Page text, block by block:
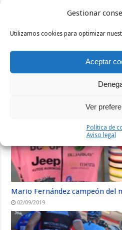
Gestionar
Utilizamos cookies para optimizar
Aceptar
Ver
Política de
Aviso legal
El Campeonato de España
Mario Fernández campeón del
02/09/2019